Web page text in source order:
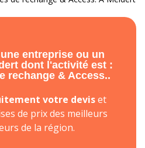
entreprise ou un
dont l'activité est :
rechange & Access..
votre deviset
de prix des meilleurs
de la région.